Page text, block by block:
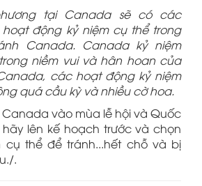
tại Canada sẽ có các
động kỷ niệm cụ thể trong
Canada. Canada kỷ niệm
niềm vui và hân hoan của
các hoạt động kỷ niệm
quá cầu kỳ và nhiều cờ hoa.
vào mùa lễ hội và Quốc
lên kế hoạch trước và chọn
cụ thể để tránh...hết chỗ và bị
.